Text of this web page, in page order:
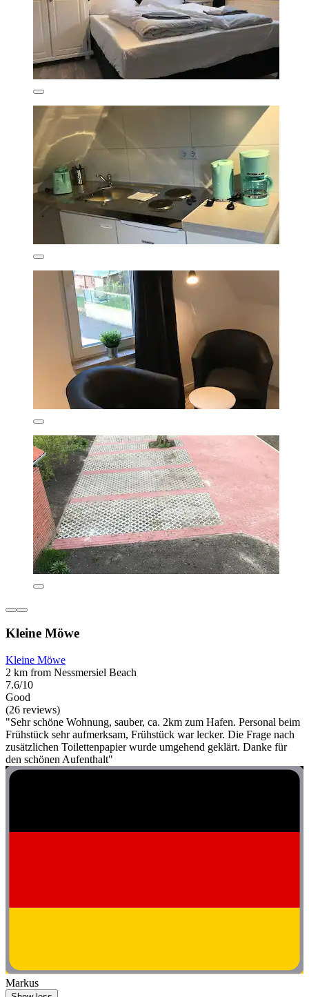
Kleine Möwe
Kleine Möwe
2 km from Nessmersiel Beach
7.6/10
Good
(26 reviews)
"Sehr schöne Wohnung, sauber, ca. 2km zum Hafen. Personal beim
Frühstück sehr aufmerksam, Frühstück war lecker. Die Frage nach
zusätzlichen Toilettenpapier wurde umgehend geklärt. Danke für
den schönen Aufenthalt"
Markus